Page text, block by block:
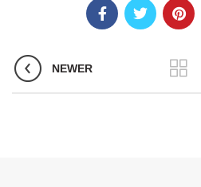
NEWER